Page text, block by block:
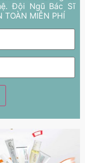
Đội Ngũ Bác Sĩ
MIỄN PHÍ